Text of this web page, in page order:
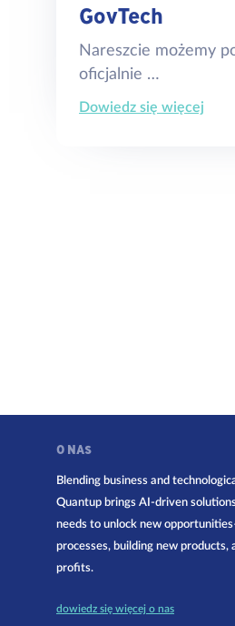
GovTech
Nareszcie możemy
oficjalnie …
Dowiedz się więcej
O NAS
Blending business and
Quantup brings AI-driven
needs to unlock new
processes, building new products,
profits.
dowiedz się więcej o nas